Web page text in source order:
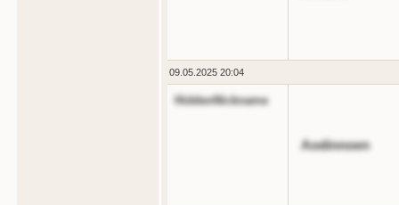
09.05.2025 20:04
HiddenNickname
Aodinnoen